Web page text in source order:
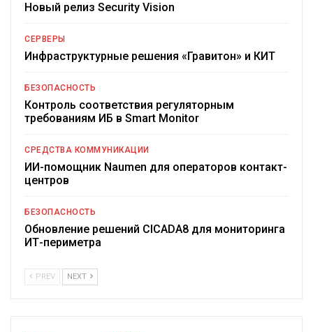
Новый релиз Security Vision
СЕРВЕРЫ
Инфраструктурные решения «Гравитон» и КИТ
БЕЗОПАСНОСТЬ
Контроль соответствия регуляторным
требованиям ИБ в Smart Monitor
СРЕДСТВА КОММУНИКАЦИИ
ИИ-помощник Naumen для операторов контакт-
центров
БЕЗОПАСНОСТЬ
Обновление решений CICADA8 для мониторинга
ИТ-периметра
PREV NEXT